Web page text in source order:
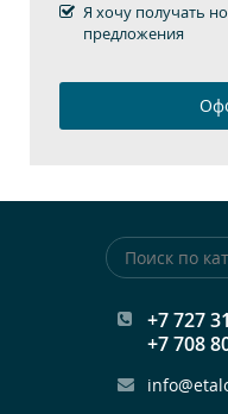
Я хочу получать
предложения
+7 727
+7 708